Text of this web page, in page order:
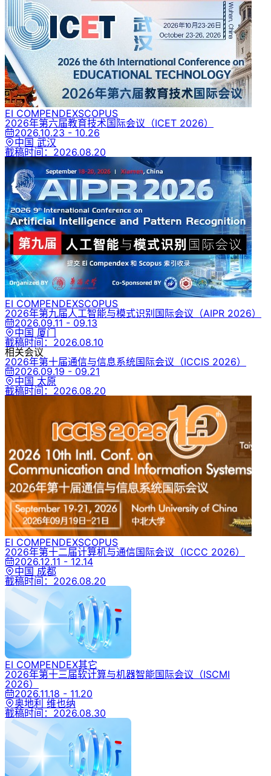
EI COMPENDEXSCOPUS
2026年第六届教育技术国际会议 （ICET 2026）
2026.10.23 - 10.26
中国 武汉
截稿时间： 2026.08.20
EI COMPENDEXSCOPUS
2026年第九届人工智能与模式识别国际会议 （AIPR 2026）
2026.09.11 - 09.13
中国 厦门
截稿时间： 2026.08.10
相关会议
2026年第十届通信与信息系统国际会议 （ICCIS 2026）
2026.09.19 - 09.21
中国 太原
截稿时间： 2026.08.20
EI COMPENDEXSCOPUS
2026年第十二届计算机与通信国际会议 （ICCC 2026）
2026.12.11 - 12.14
中国 成都
截稿时间： 2026.08.20
EI COMPENDEX其它
2026年第十三届软计算与机器智能国际会议 （ISCMI
2026）
2026.11.18 - 11.20
奥地利 维也纳
截稿时间： 2026.08.30